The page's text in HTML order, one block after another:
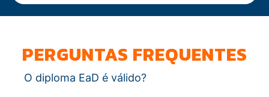
PERGUNTAS FREQUENTES
O diploma EaD é válido?